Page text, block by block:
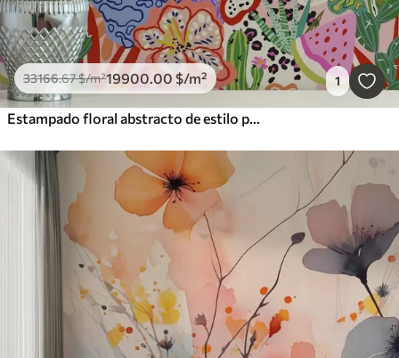
33166.67$/m²19900.00 $/m² 1
Estampado floral abstracto de estilo pop art